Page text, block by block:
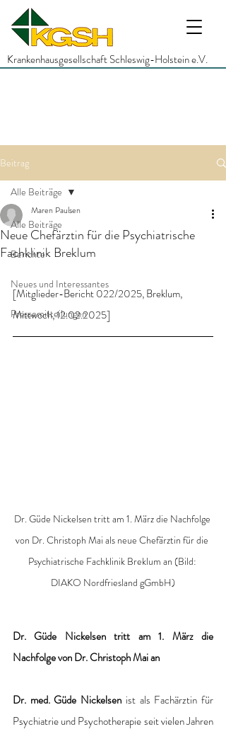
Krankenhausgesellschaft Schleswig-Holstein e.V.
Beitrag
Alle Beiträge
Berichte
Neues und Interessantes
Pressemitteilungen
Alle Beiträge
Neue Chefärztin für die Psychiatrische
Fachklinik Breklum
Maren Paulsen
[Mitglieder-Bericht 022/2025, Breklum,
Mittwoch, 12.02.2025]
Dr. Güde Nickelsen tritt am 1. März die Nachfolge
von Dr. Christoph Mai als neue Chefärztin für die
Psychiatrische Fachklinik Breklum an (Bild:
DIAKO Nordfriesland gGmbH)
Dr. Güde Nickelsen tritt am 1. März die
Nachfolge von Dr. Christoph Mai an
Dr. med. Güde Nickelsen ist als Fachärztin für
Psychiatrie und Psychotherapie seit vielen Jahren